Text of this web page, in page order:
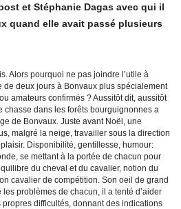
et Stéphanie Dagas avec qui il
quand elle avait passé plusieurs
Alors pourquoi ne pas joindre l’utile à
de deux jours à Bonvaux plus spécialement
amateurs confirmés ? Aussitôt dit, aussitôt
chasse dans les forêts bourguignonnes a
de Bonvaux. Juste avant Noël, une
malgré la neige, travailler sous la direction
Disponibilité, gentillesse, humour:
se mettant à la portée de chacun pour
du cheval et du cavalier, notion du
cavalier de compétition. Son oeil de grand
problèmes de chacun, il a tenté d’aider
difficultés, donnant des indications